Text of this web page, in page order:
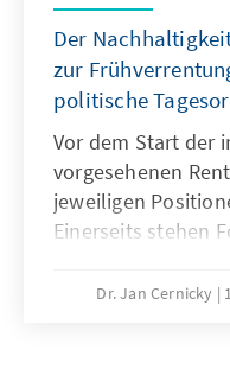
Der
zur
politische
Vor dem Start der
vorgesehenen
jeweiligen
Einerseits stehen
Kürzung von
Dr. Jan Cernicky